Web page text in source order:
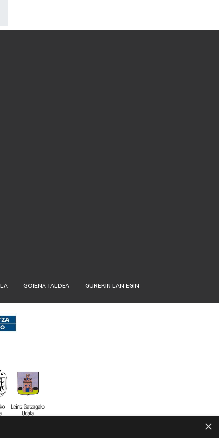
GOIENA TALDEA GUREKIN LAN EGIN
×